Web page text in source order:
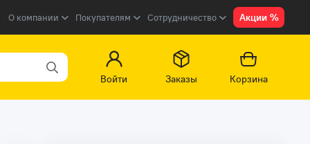
О компании Покупателям Сотрудничество Акции %
Войти
Заказы Корзина